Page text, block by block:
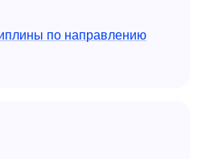
по направлению